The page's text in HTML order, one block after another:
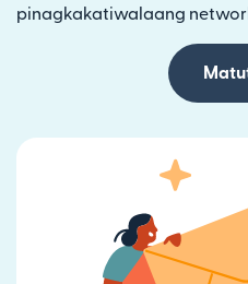
pinagkakatiwalaang